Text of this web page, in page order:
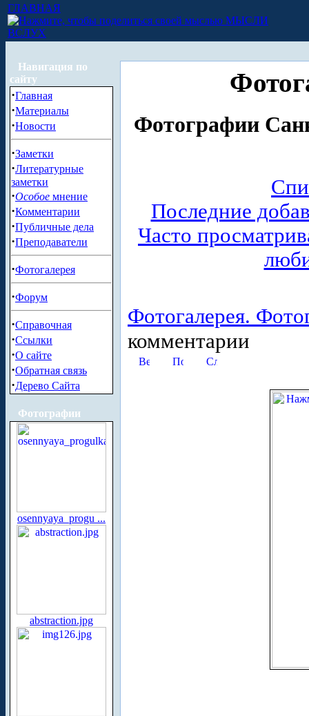
ГЛАВНАЯ
МЫСЛИ
ВСЛУХ
Навигация по
сайту
·Главная
·Материалы
·Новости
·Заметки
·Литературные
заметки
·Особое мнение
·Комментарии
·Публичные дела
·Преподаватели
·Фотогалерея
·Форум
·Справочная
·Ссылки
·О сайте
·Обратная связь
·Дерево Сайта
Фотографии
osennyaya_progu ...
abstraction.jpg
Фотографии
Последние
Часто
Фотогалерея.
комментарии